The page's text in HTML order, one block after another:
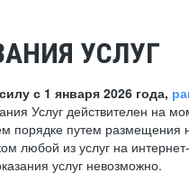
УСЛУГ
с 1 января 2026 года,
Услуг действителен на
порядке путем размещения
любой из услуг на
услуг невозможно.